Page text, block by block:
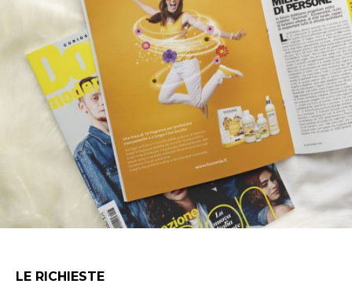
LE RICHIESTE